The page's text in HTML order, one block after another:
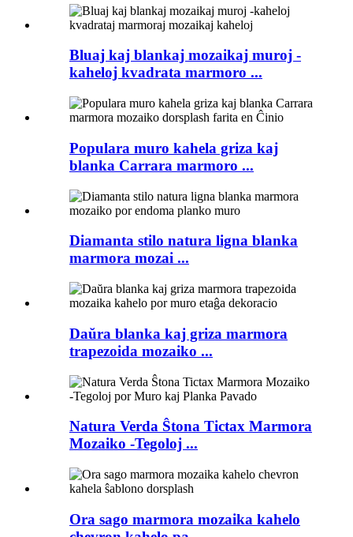
Bluaj kaj blankaj mozaikaj muroj -
kaheloj kvadrata marmoro ...
Populara muro kahela griza kaj
blanka Carrara marmoro ...
Diamanta stilo natura ligna blanka
marmora mozai ...
Daŭra blanka kaj griza marmora
trapezoida mozaiko ...
Natura Verda Ŝtona Tictax Marmora
Mozaiko -Tegoloj ...
Ora sago marmora mozaika kahelo